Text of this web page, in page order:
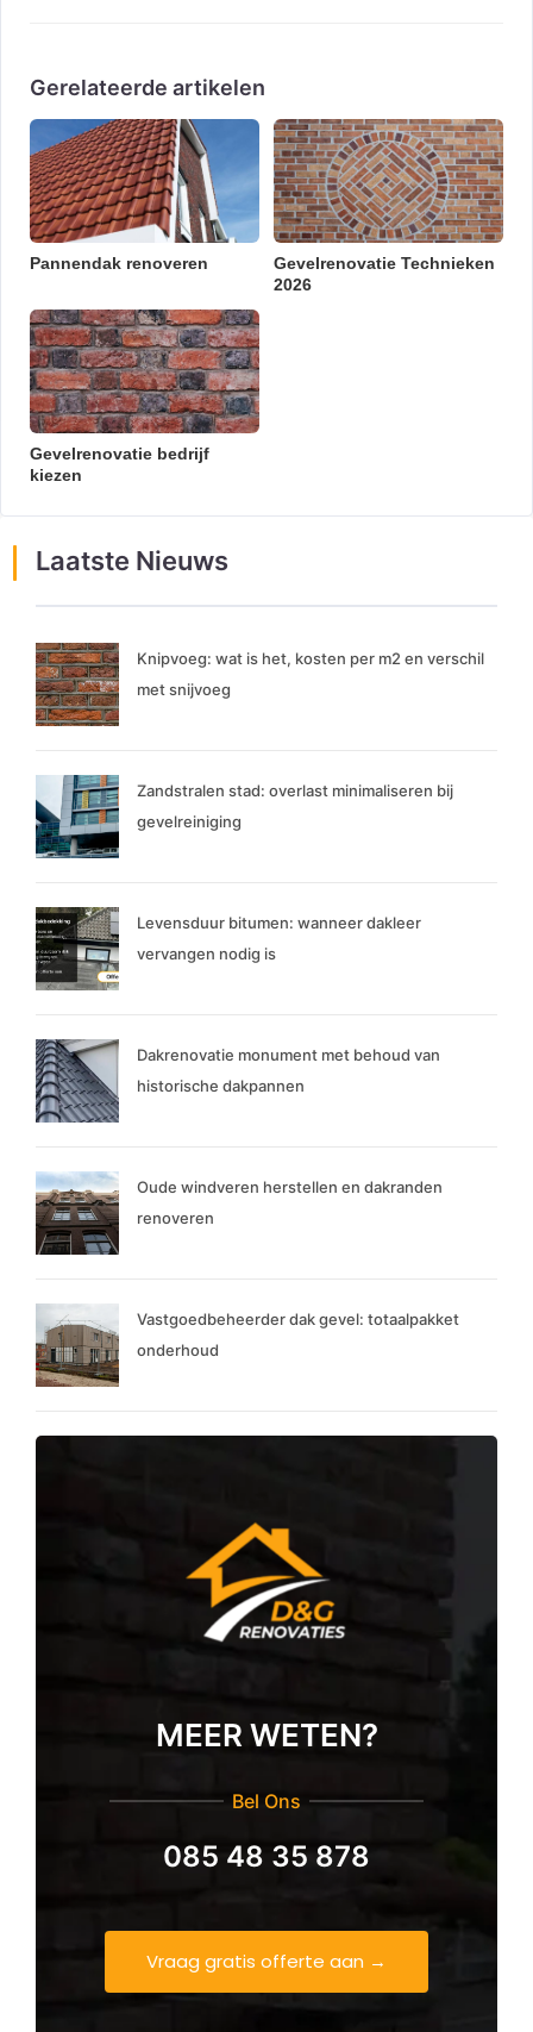
Gerelateerde artikelen
Pannendak renoveren
Gevelrenovatie Technieken
2026
Gevelrenovatie bedrijf
kiezen
Laatste Nieuws
Knipvoeg: wat is het, kosten per m2 en verschil
met snijvoeg
Zandstralen stad: overlast minimaliseren bij
gevelreiniging
Levensduur bitumen: wanneer dakleer
vervangen nodig is
Dakrenovatie monument met behoud van
historische dakpannen
Oude windveren herstellen en dakranden
renoveren
Vastgoedbeheerder dak gevel: totaalpakket
onderhoud
MEER WETEN?
Bel Ons
085 48 35 878
Vraag gratis offerte aan →